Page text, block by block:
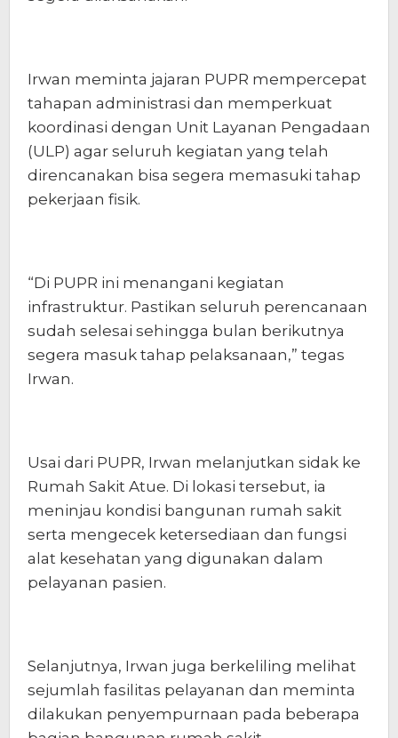
Irwan meminta jajaran PUPR mempercepat
tahapan administrasi dan memperkuat
koordinasi dengan Unit Layanan Pengadaan
(ULP) agar seluruh kegiatan yang telah
direncanakan bisa segera memasuki tahap
pekerjaan fisik.
“Di PUPR ini menangani kegiatan
infrastruktur. Pastikan seluruh perencanaan
sudah selesai sehingga bulan berikutnya
segera masuk tahap pelaksanaan,” tegas
Irwan.
Usai dari PUPR, Irwan melanjutkan sidak ke
Rumah Sakit Atue. Di lokasi tersebut, ia
meninjau kondisi bangunan rumah sakit
serta mengecek ketersediaan dan fungsi
alat kesehatan yang digunakan dalam
pelayanan pasien.
Selanjutnya, Irwan juga berkeliling melihat
sejumlah fasilitas pelayanan dan meminta
dilakukan penyempurnaan pada beberapa